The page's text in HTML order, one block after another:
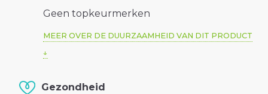
Geen topkeurmerken
MEER OVER DE DUURZAAMHEID VAN DIT PRODUCT
Gezondheid